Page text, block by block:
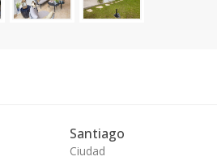
Santiago
Ciudad